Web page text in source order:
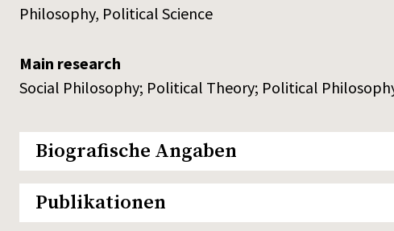
Philosophy, Political Science
Main research
Social Philosophy; Political Theory; Political
Biografische Angaben
Publikationen